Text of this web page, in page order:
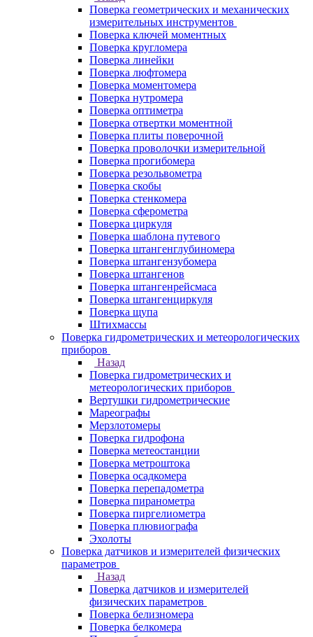
Поверка геометрических и механических
измерительных инструментов
Поверка ключей моментных
Поверка кругломера
Поверка линейки
Поверка люфтомера
Поверка моментомера
Поверка нутромера
Поверка оптиметра
Поверка отвертки моментной
Поверка плиты поверочной
Поверка проволочки измерительной
Поверка прогибомера
Поверка резольвометра
Поверка скобы
Поверка стенкомера
Поверка сферометра
Поверка циркуля
Поверка шаблона путевого
Поверка штангенглубиномера
Поверка штангензубомера
Поверка штангенов
Поверка штангенрейсмаса
Поверка штангенциркуля
Поверка щупа
Штихмассы
Поверка гидрометрических и метеорологических
приборов
Назад
Поверка гидрометрических и
метеорологических приборов
Вертушки гидрометрические
Мареографы
Мерзлотомеры
Поверка гидрофона
Поверка метеостанции
Поверка метроштока
Поверка осадкомера
Поверка перепадометра
Поверка пиранометра
Поверка пиргелиометра
Поверка плювиографа
Эхолоты
Поверка датчиков и измерителей физических
параметров
Назад
Поверка датчиков и измерителей
физических параметров
Поверка белизномера
Поверка белкомера